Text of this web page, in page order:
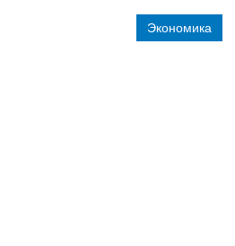
Экономика